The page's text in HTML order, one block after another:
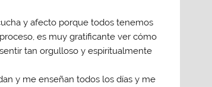
y afecto porque todos tenemos
es muy gratificante ver cómo
tan orgulloso y espiritualmente
y me enseñan todos los días y me